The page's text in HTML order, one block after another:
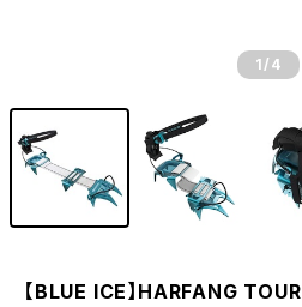
1 /4
【BLUE ICE】HARFANG TOUR